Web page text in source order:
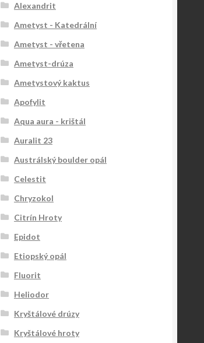
Alexandrit
Ametyst - Katedrální
Ametyst - vřetena
Ametyst-drúza
Ametystový kaktus
Apofylit
Aqua aura - krištál
Auralit 23
Austrálský boulder opál
Celestit
Chryzokol
Citrín Hroty
Epidot
Etiopský opál
Fluorit
Heliodor
Kryštálové drúzy
Kryštálové hroty